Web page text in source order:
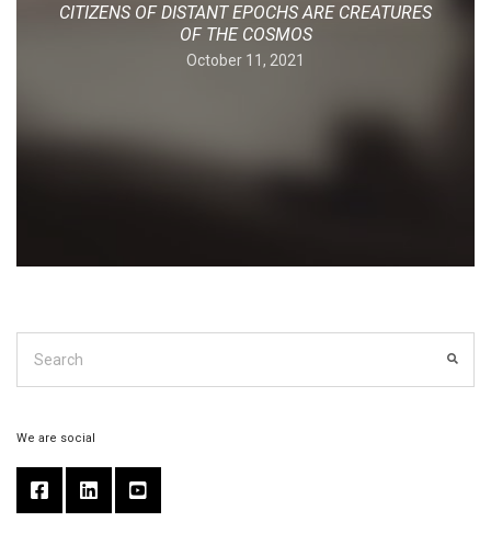
CITIZENS OF DISTANT EPOCHS ARE CREATURES
OF THE COSMOS
October 11, 2021
for:
We are social